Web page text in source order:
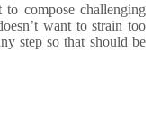
to compose challenging
want to strain too
step so that should be